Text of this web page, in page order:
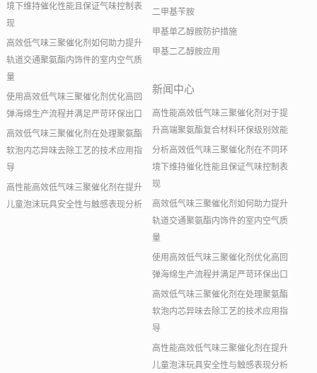
境下维持催化性能且保证气味控制表
现
高效低气味三聚催化剂如何助力提升
轨道交通聚氨酯内饰件的室内空气质
量
使用高效低气味三聚催化剂优化高回
弹海绵生产流程并满足严苛环保出口
高效低气味三聚催化剂在处理聚氨酯
软泡内芯异味去除工艺的技术应用指
导
高性能高效低气味三聚催化剂在提升
儿童泡沫玩具安全性与触感表现分析
二甲基苄胺
甲基单乙醇胺防护措施
甲基二乙醇胺应用
新闻中心
高性能高效低气味三聚催化剂对于提
升高端聚氨酯复合材料环保级别效能
分析高效低气味三聚催化剂在不同环
境下维持催化性能且保证气味控制表
现
高效低气味三聚催化剂如何助力提升
轨道交通聚氨酯内饰件的室内空气质
量
使用高效低气味三聚催化剂优化高回
弹海绵生产流程并满足严苛环保出口
高效低气味三聚催化剂在处理聚氨酯
软泡内芯异味去除工艺的技术应用指
导
高性能高效低气味三聚催化剂在提升
儿童泡沫玩具安全性与触感表现分析